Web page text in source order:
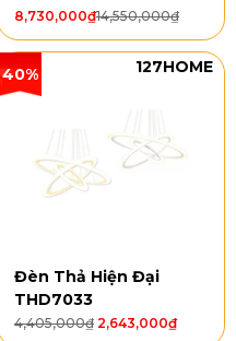
14,550,000₫
8,730,000₫
40% 127HOME
Đèn Thả Hiện Đại
THD7033
4,405,000₫ 2,643,000₫